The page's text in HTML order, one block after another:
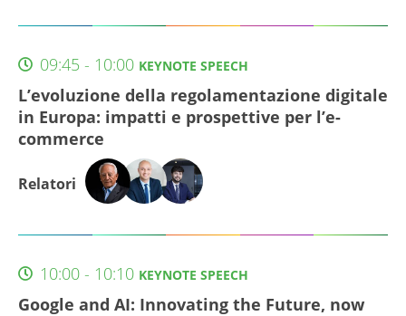
09:45 - 10:00 KEYNOTE SPEECH
L’evoluzione della regolamentazione digitale
in Europa: impatti e prospettive per l’e-
commerce
Relatori
10:00 - 10:10 KEYNOTE SPEECH
Google and AI: Innovating the Future, now